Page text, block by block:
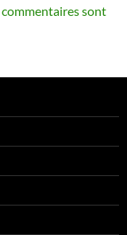
commentaires sont